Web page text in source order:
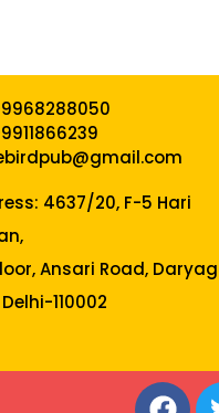
4637/20, F-5 Hari
Ansari Road,
110002